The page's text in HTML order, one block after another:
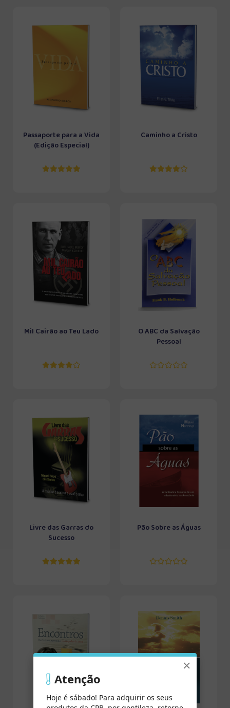
Passaporte para a Vida
(Edição Especial)
Caminho a Cristo
Mil Cairão ao Teu Lado
O ABC da Salvação
Pessoal
Livre das Garras do
Sucesso
Pão Sobre as Águas
×
Atenção
Hoje é sábado! Para adquirir os seus